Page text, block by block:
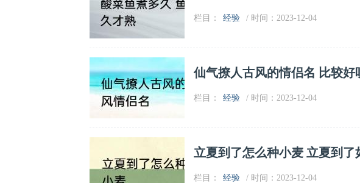
栏目： 经验 / 时间：2023-12-04
仙气撩人古风的情侣名 比较好
栏目： 经验 / 时间：2023-12-04
立夏到了怎么种小麦 立夏到了
栏目： 经验 / 时间：2023-12-04